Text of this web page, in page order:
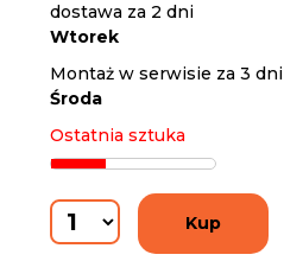
dostawa za 2 dni
Wtorek
Montaż w serwisie za 3 dni
Środa
Ostatnia sztuka
Kup